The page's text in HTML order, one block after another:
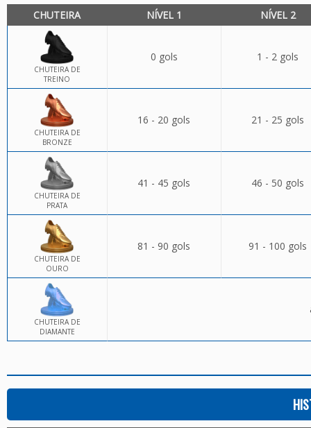
CHUTEIRA NÍVEL 1 NÍVEL 2
CHUTEIRA DE
TREINO
0 gols 1 - 2 gols
CHUTEIRA DE
BRONZE
16 - 20 gols 21 - 25 gols
CHUTEIRA DE
PRATA
41 - 45 gols 46 - 50 gols
CHUTEIRA DE
OURO
81 - 90 gols 91 - 100 gols
CHUTEIRA DE
DIAMANTE